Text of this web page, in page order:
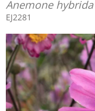
Anemone hybrida
EJ2281